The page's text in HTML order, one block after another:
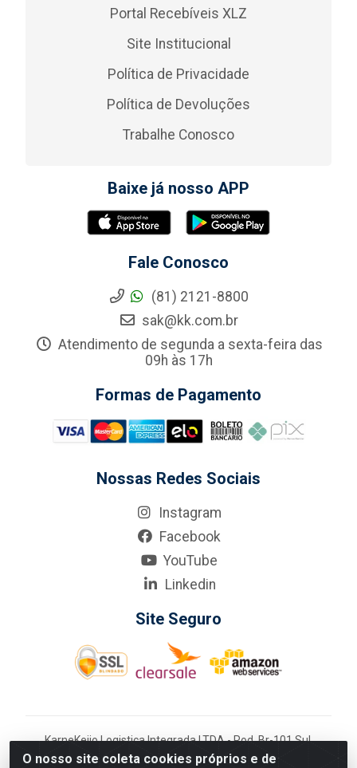
O nosso site coleta cookies próprios e de
Portal Recebíveis XLZ
Site Institucional
Política de Privacidade
Política de Devoluções
Trabalhe Conosco
Baixe já nosso APP
Fale Conosco
(81) 2121-8800
sak@kk.com.br
Atendimento de segunda a sexta-feira das
09h às 17h
Formas de Pagamento
Nossas Redes Sociais
Instagram
Facebook
YouTube
Linkedin
Site Seguro
KarneKeijo Logistica Integrada LTDA - Rod. Br-101 Sul,
nº3700 - Barro, Recife/PE, 50900-400 CNPJ: